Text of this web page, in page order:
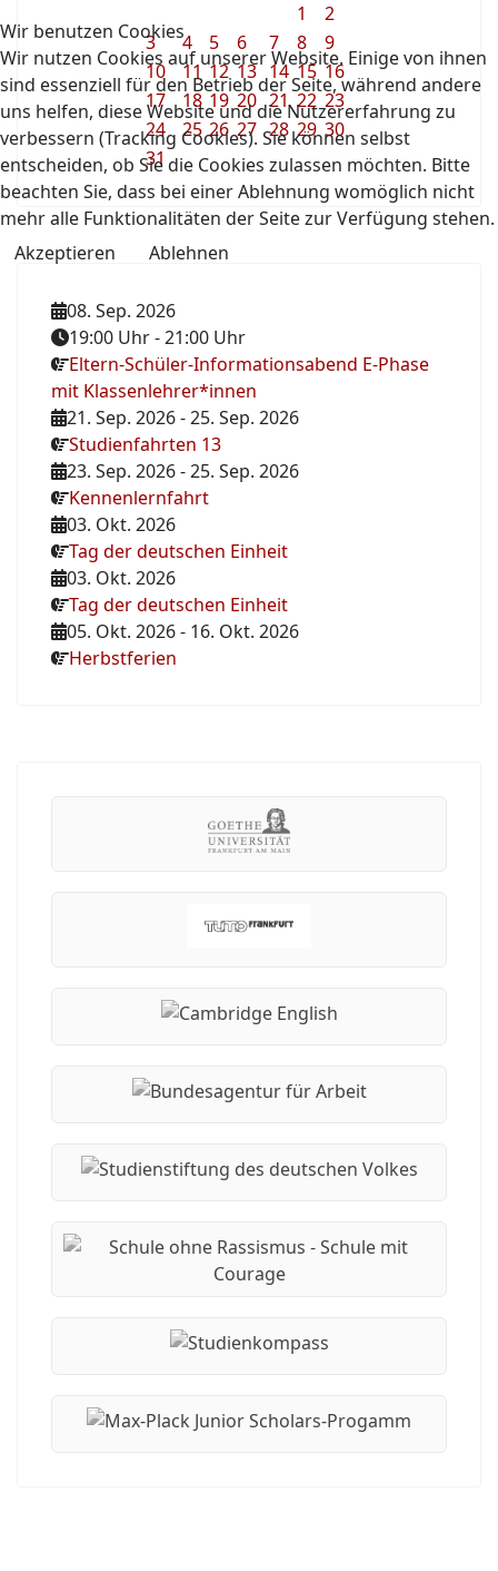
1
2
3
4 5 6 7 8
9
10
11 12 13 14 15 16
17
18 19 20 21 22 23
24
25 26 27 28 29 30
31
08. Sep. 2026
19:00 Uhr-21:00 Uhr
Eltern-Schüler-Informationsabend E-Phase
mit Klassenlehrer*innen
21. Sep. 2026-25. Sep. 2026
Studienfahrten 13
23. Sep. 2026-25. Sep. 2026
Kennenlernfahrt
03. Okt. 2026
Tag der deutschen Einheit
03. Okt. 2026
Tag der deutschen Einheit
05. Okt. 2026- 16. Okt. 2026
Herbstferien
Wir benutzen Cookies
Wir nutzen Cookies auf unserer Website. Einige von ihnen
sind essenziell für den Betrieb der Seite, während andere
uns helfen, diese Website und die Nutzererfahrung zu
verbessern (Tracking Cookies). Sie können selbst
entscheiden, ob Sie die Cookies zulassen möchten. Bitte
beachten Sie, dass bei einer Ablehnung womöglich nicht
mehr alle Funktionalitäten der Seite zur Verfügung stehen.
Akzeptieren
Ablehnen